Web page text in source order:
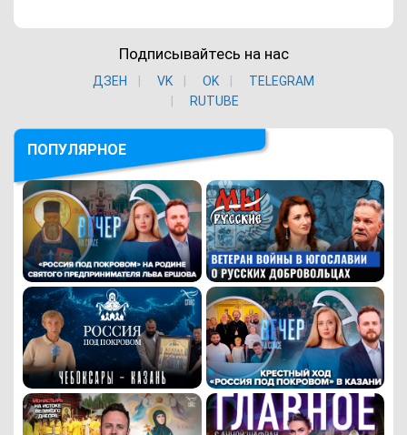
Подписывайтесь на нас
ДЗЕН VK ОK
TELEGRAM
RUTUBE
ПОПУЛЯРНОЕ